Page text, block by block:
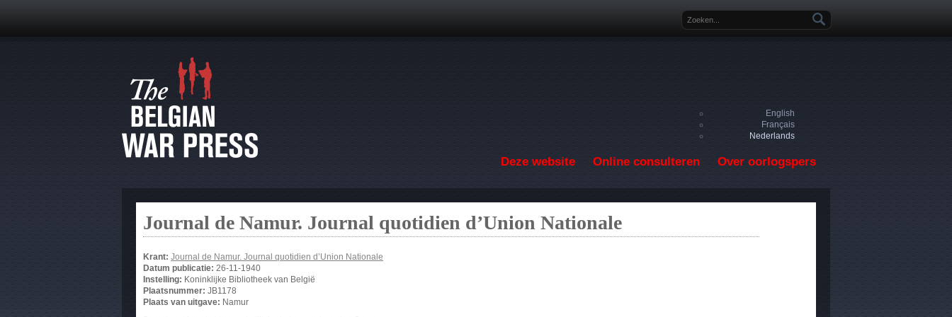
Zoekveld
English
Français
Nederlands
Deze website Online consulteren Over oorlogspers
Journal de Namur. Journal quotidien d’Union Nationale
Krant: Journal de Namur. Journal quotidien d’Union Nationale
Datum publicatie: 26-11-1940
Instelling: Koninklijke Bibliotheek van België
Plaatsnummer: JB1178
Plaats van uitgave: Namur